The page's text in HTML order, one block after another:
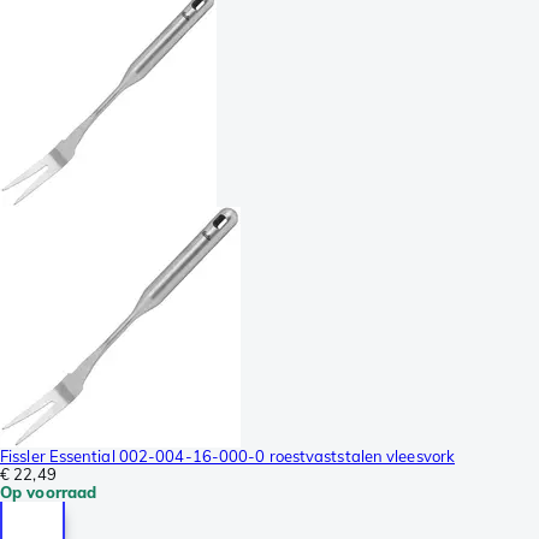
Fissler Essential 002-004-16-000-0 roestvaststalen vleesvork
€ 22,49
Op voorraad